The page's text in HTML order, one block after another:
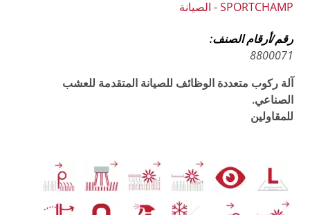
SPORTCHAMP - الصيانة
رقم/أرقام الصنف:
8800071
آلة ركوب متعددة الوظائف للصيانة المتقدمة للعشب
الصناعي.
للمقاولين